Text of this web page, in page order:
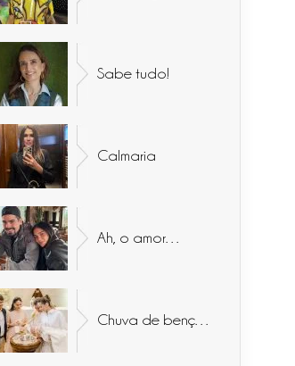
Sabe tudo!
Calmaria
Ah, o amor…